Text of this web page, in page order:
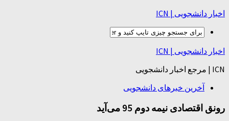
اخبار دانشجویی | ICN
اخبار دانشجویی | ICN
ICN | مرجع اخبار دانشجویی
آخرین خبرهای دانشجویی
رونق اقتصادی نیمه دوم 95 می‌آید